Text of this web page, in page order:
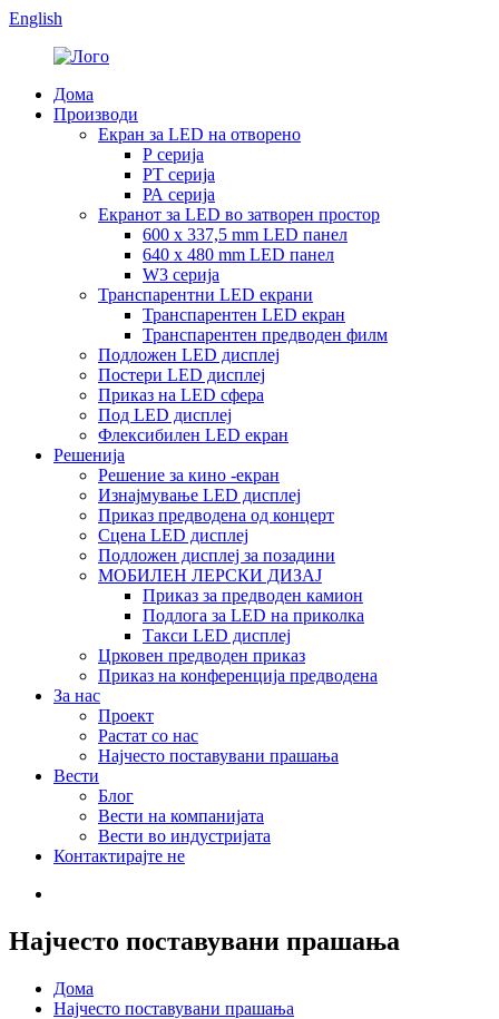
English
Дома
Производи
Екран за LED на отворено
Р серија
РТ серија
РА серија
Екранот за LED во затворен простор
600 x 337,5 mm LED панел
640 x 480 mm LED панел
W3 серија
Транспарентни LED екрани
Транспарентен LED екран
Транспарентен предводен филм
Подложен LED дисплеј
Постери LED дисплеј
Приказ на LED сфера
Под LED дисплеј
Флексибилен LED екран
Решенија
Решение за кино -екран
Изнајмување LED дисплеј
Приказ предводена од концерт
Сцена LED дисплеј
Подложен дисплеј за позадини
МОБИЛЕН ЛЕРСКИ ДИЗАЈ
Приказ за предводен камион
Подлога за LED на приколка
Такси LED дисплеј
Црковен предводен приказ
Приказ на конференција предводена
За нас
Проект
Растат со нас
Најчесто поставувани прашања
Вести
Блог
Вести на компанијата
Вести во индустријата
Контактирајте не
Најчесто поставувани прашања
Дома
Најчесто поставувани прашања